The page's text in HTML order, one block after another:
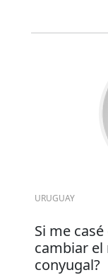
URUGUAY
Si me
cambiar el
conyugal?